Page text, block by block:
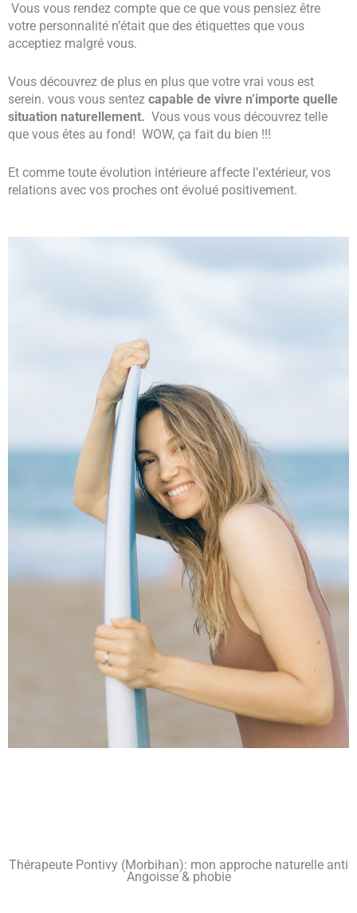
Vous vous rendez compte que ce que vous pensiez être
votre personnalité n’était que des étiquettes que vous
acceptiez malgré vous.
Vous découvrez de plus en plus que votre vrai vous est
serein. vous vous sentez capable de vivre n’importe quelle
situation naturellement. Vous vous vous découvrez telle
que vous êtes au fond! WOW, ça fait du bien !!!
Et comme toute évolution intérieure affecte l’extérieur, vos
relations avec vos proches ont évolué positivement.
Thérapeute Pontivy (Morbihan): mon approche naturelle anti
Angoisse & phobie